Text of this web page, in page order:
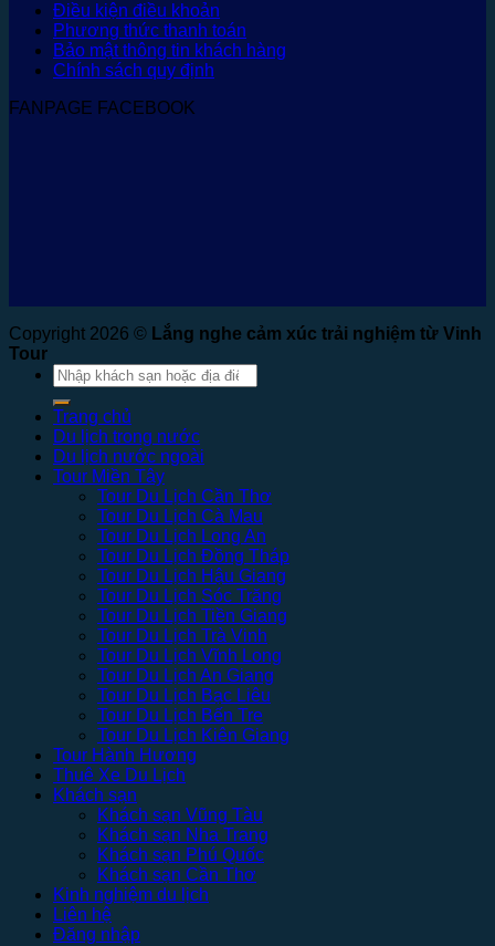
Điều kiện điều khoản
Phương thức thanh toán
Bảo mật thông tin khách hàng
Chính sách quy định
FANPAGE FACEBOOK
Copyright 2026 © Lắng nghe cảm xúc trải nghiệm từ Vinh
Tour
Tìm
kiếm:
Trang chủ
Du lịch trong nước
Du lịch nước ngoài
Tour Miền Tây
Tour Du Lịch Cần Thơ
Tour Du Lịch Cà Mau
Tour Du Lịch Long An
Tour Du Lịch Đồng Tháp
Tour Du Lịch Hậu Giang
Tour Du Lịch Sóc Trăng
Tour Du Lịch Tiền Giang
Tour Du Lịch Trà Vinh
Tour Du Lịch Vĩnh Long
Tour Du Lịch An Giang
Tour Du Lịch Bạc Liêu
Tour Du Lịch Bến Tre
Tour Du Lịch Kiên Giang
Tour Hành Hương
Thuê Xe Du Lịch
Khách sạn
Khách sạn Vũng Tàu
Khách sạn Nha Trang
Khách sạn Phú Quốc
Khách sạn Cần Thơ
Kinh nghiệm du lịch
Liên hệ
Đăng nhập